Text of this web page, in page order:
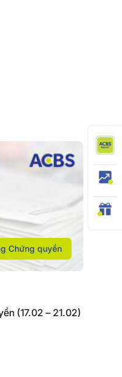
Chứng quyền
(17.02 – 21.02)